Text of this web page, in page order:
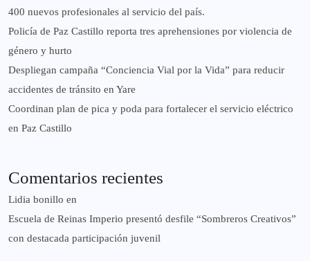
400 nuevos profesionales al servicio del país.
‎Policía de Paz Castillo reporta tres aprehensiones por violencia de
género y hurto
‎Despliegan campaña “Conciencia Vial por la Vida” para reducir
accidentes de tránsito en Yare
Coordinan plan de pica y poda para fortalecer el servicio eléctrico
en Paz Castillo
Comentarios recientes
Lidia bonillo en
Escuela de Reinas Imperio presentó desfile “Sombreros Creativos”
con destacada participación juvenil